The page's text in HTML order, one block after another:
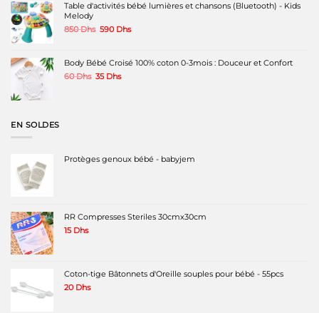
Table d'activités bébé lumières et chansons (Bluetooth) - Kids
Melody
850Dhs Le
était :
850 Dhs.
590 DhsLe
est :
590 Dhs.
Body Bébé Croisé 100% coton 0-3mois : Douceur et Confort
60Dhs Le
35 DhsLe
EN SOLDES
Protèges genoux bébé - babyjem
RR Compresses Steriles 30cmx30cm
15 Dhs
Coton-tige Bâtonnets d'Oreille souples pour bébé - 55pcs
20 Dhs